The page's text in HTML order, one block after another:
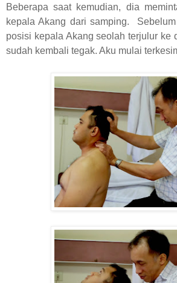
Beberapa saat kemudian, dia
kepala Akang dari samping.
posisi kepala Akang seolah terjulur ke
sudah kembali tegak. Aku mulai